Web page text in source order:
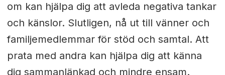
om kan hjälpa dig att avleda negativa tankar
och känslor. Slutligen, nå ut till vänner och
familjemedlemmar för stöd och samtal. Att
prata med andra kan hjälpa dig att känna
dig sammanlänkad och mindre ensam.